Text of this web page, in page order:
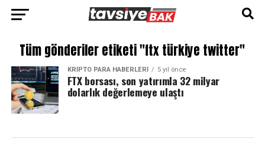
Tüm gönderiler etiketi "ftx türkiye twitter"
KRIPTO PARA HABERLERI 5 yıl önce
FTX borsası, son yatırımla 32 milyar
dolarlık değerlemeye ulaştı